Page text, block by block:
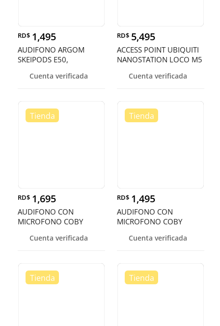
RD$ 1,495
AUDIFONO ARGOM
SKEIPODS E50,
INALÁMBRICOS, BT
Cuenta verificada
RD$ 5,495
ACCESS POINT UBIQUITI
NANOSTATION LOCO M5
OUTDOOR 5.8GHZ 150+
Cuenta verificada
RD$ 1,695
AUDIFONO CON
MICROFONO COBY
5.0, , CONTROL DE
Cuenta verificada
RD$ 1,495
AUDIFONO CON
MICROFONO COBY
5.0,CONTROL DE
Cuenta verificada